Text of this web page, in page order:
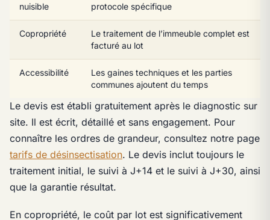
nuisible
protocole spécifique
Copropriété
Le traitement de l’immeuble complet est
facturé au lot
Accessibilité
Les gaines techniques et les parties
communes ajoutent du temps
Le devis est établi gratuitement après le diagnostic sur
site. Il est écrit, détaillé et sans engagement. Pour
connaître les ordres de grandeur, consultez notre page
tarifs de désinsectisation. Le devis inclut toujours le
traitement initial, le suivi à J+14 et le suivi à J+30, ainsi
que la garantie résultat.
En copropriété, le coût par lot est significativement